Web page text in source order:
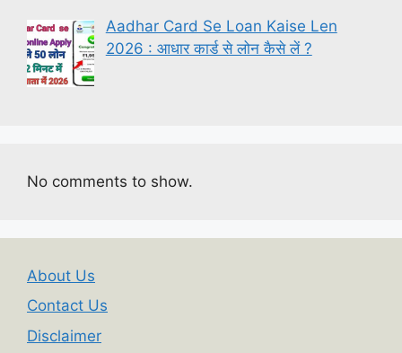
Aadhar Card Se Loan Kaise Len
2026 : आधार कार्ड से लोन कैसे लें ?
No comments to show.
About Us
Contact Us
Disclaimer